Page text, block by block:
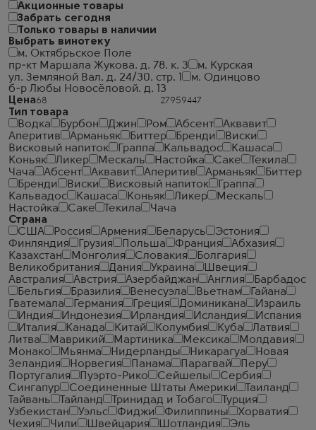
Акционные товары
Забрать сегодня
Только товары в наличии
Выбрать винотеку
м. Октябрьское Поле
пр-кт Маршала Жукова. д. 78. к. 3
м. Курская
ул. Земляной Вал. д. 24/30. стр. 1
м. Одинцово
б-р Любы Новосёловой. д. 13
Цена
Тип товара
Водка
Бурбон Джин Ром Абсент
Аквавит
Аперитив
Арманьяк Биттер Бренди
Виски
Висковый напиток
Граппа Кальвадос
Кашаса
Коньяк
Ликер Мескаль Настойка Саке
Текила
Чача
Абсент Аквавит Аперитив Арманьяк
Биттер
Бренди
Виски Висковый напиток
Граппа
Кальвадос
Кашаса Коньяк Ликер
Мескаль
Настойка
Саке Текила
Чача
Страна
США
Россия Армения Беларусь
Эстония
Финляндия
Грузия Польша Франция
Абхазия
Казахстан
Монголия Словакия
Болгария
Великобритания
Дания Украина
Швеция
Австралия
Австрия Азербайджан Англия
Барбадос
Бельгия
Бразилия Венесуэла Вьетнам
Гайана
Гватемала
Германия Греция Доминикана
Израиль
Индия
Индонезия Ирландия Исландия
Испания
Италия
Канада Китай Колумбия Куба
Латвия
Литва
Маврикий Мартиника Мексика
Молдавия
Монако
Мьянма Нидерланды Никарагуа
Новая
Зеландия
Норвегия Панама Парагвай
Перу
Португалия
Пуэрто-Рико Сейшелы
Сербия
Сингапур
Соединенные Штаты Америки
Таиланд
Тайвань
Тайланд Тринидад и Тобаго
Турция
Узбекистан
Уэльс Фиджи Филиппины
Хорватия
Чехия
Чили Швейцария Шотландия
Эль